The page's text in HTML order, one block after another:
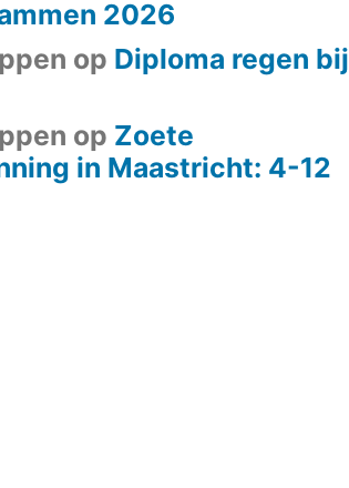
2026
op Diploma regen bij
op Zoete
in Maastricht: 4-12